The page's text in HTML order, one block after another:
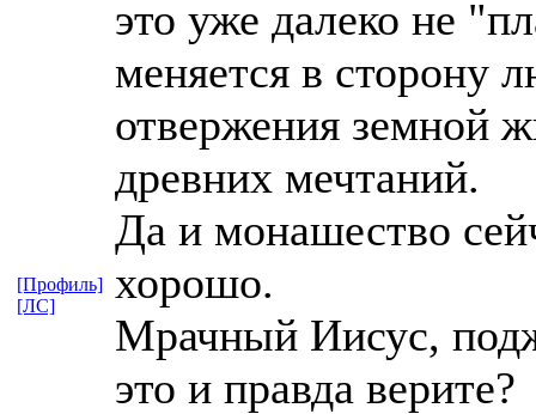
это уже далеко не
меняется в сторону
отвержения земной
древних мечтаний.
Да и монашество
хорошо.
Мрачный Иисус,
это и правда верите?
[Профиль]
[ЛС]